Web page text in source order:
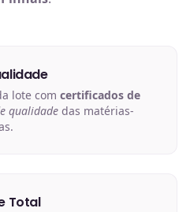
lote com certificados de
qualidade das matérias-
Total